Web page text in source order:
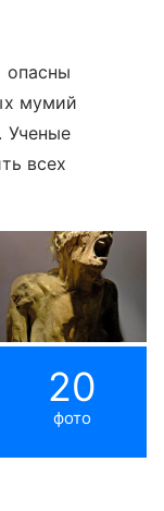
опасны
мумий
Ученые
всех
20
фото